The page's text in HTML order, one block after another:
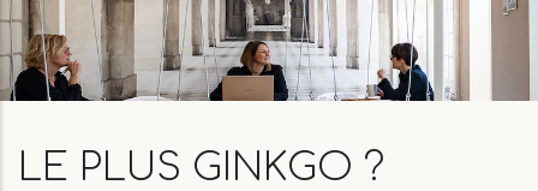
LE PLUS GINKGO ?